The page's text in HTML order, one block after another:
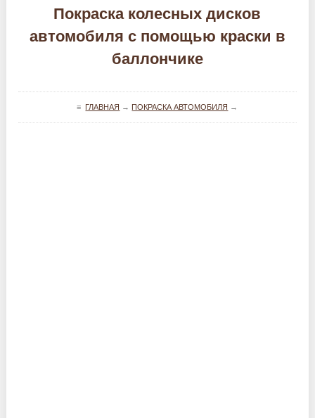
Покраска колесных дисков
автомобиля с помощью краски в
баллончике
≡ ГЛАВНАЯ →ПОКРАСКА АВТОМОБИЛЯ →